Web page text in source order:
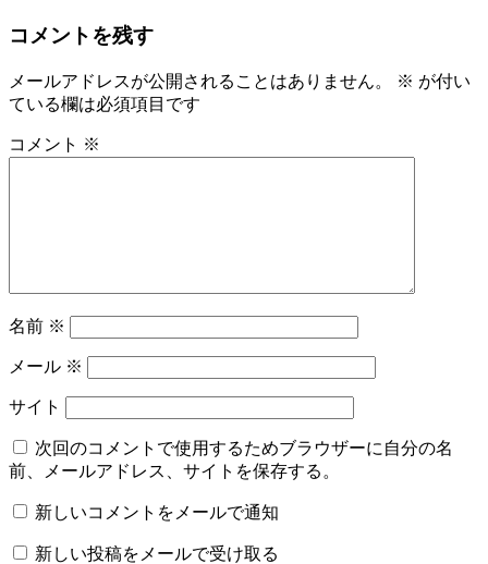
コメントを残す
メールアドレスが公開されることはありません。 ※ が付い
ている欄は必須項目です
コメント ※
名前 ※
メール ※
サイト
次回のコメントで使用するためブラウザーに自分の名
前、メールアドレス、サイトを保存する。
新しいコメントをメールで通知
新しい投稿をメールで受け取る